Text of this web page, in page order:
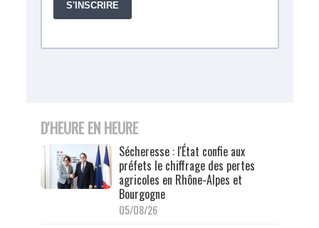
D'HEURE EN HEURE
Sécheresse : l'État confie aux
préfets le chiffrage des pertes
agricoles en Rhône-Alpes et
Bourgogne
05/08/26